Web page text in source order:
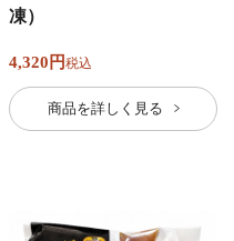
凍）
4,320 税込
商品を詳しく見る